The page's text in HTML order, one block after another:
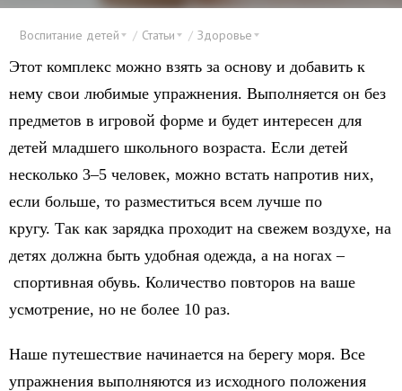
Воспитание детей Статьи Здоровье
Этот комплекс можно взять за основу и добавить к
нему свои любимые упражнения. Выполняется он без
предметов в игровой форме и будет интересен для
детей младшего школьного возраста. Если детей
несколько 3–5 человек, можно встать напротив них,
если больше, то разместиться всем лучше по
кругу. Так как зарядка проходит на свежем воздухе, на
детях должна быть удобная одежда, а на ногах –
спортивная обувь. Количество повторов на ваше
усмотрение, но не более 10 раз.
Наше путешествие начинается на берегу моря. Все
упражнения выполняются из исходного положения